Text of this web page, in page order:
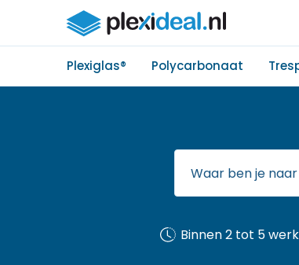
Plexiglas® Polycarbonaat
Binnen 2 tot 5